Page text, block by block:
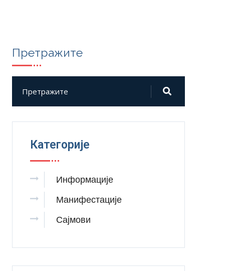
Претражите
Категорије
Информације
Манифестације
Сајмови